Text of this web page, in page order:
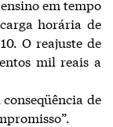
em tempo
horária de
O reajuste de
mil reais a
de